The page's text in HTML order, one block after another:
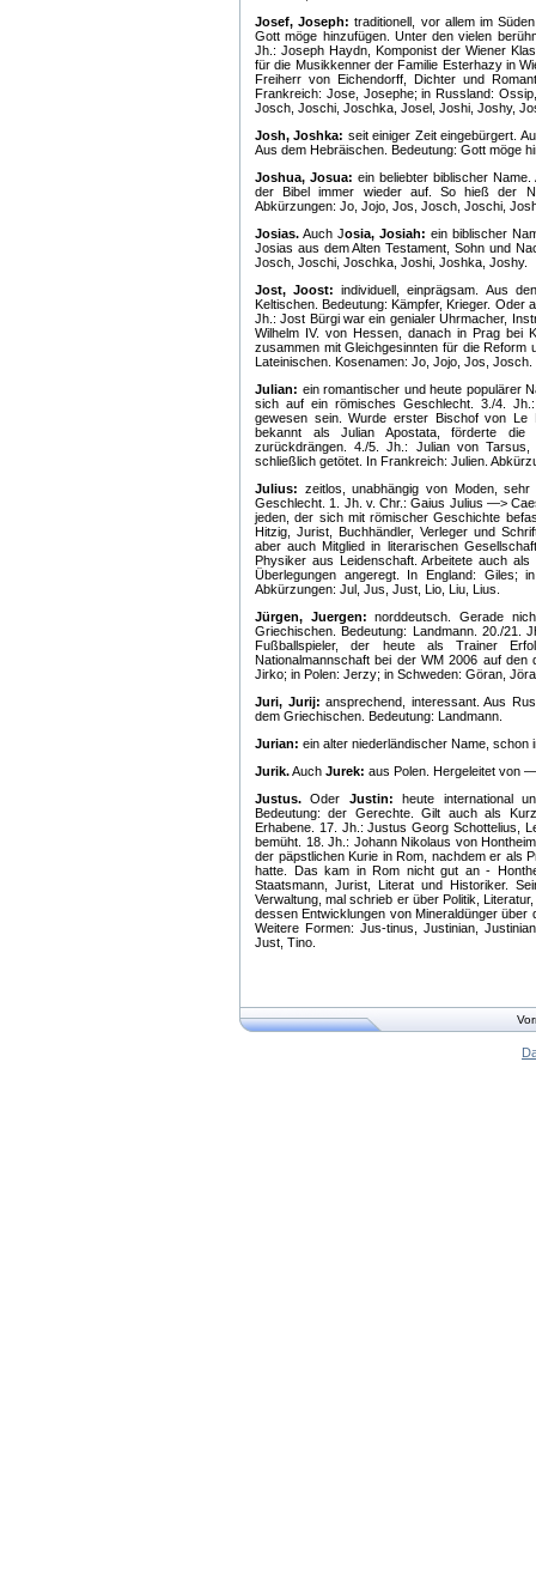
Josef, Joseph: traditionell, vor allem im
Gott möge hinzufügen. Unter den vielen
Jh.: Joseph Haydn, Komponist der Wiener
für die Musikkenner der Familie Esterhazy in
Freiherr von Eichendorff, Dichter und
Frankreich: Jose, Josephe; in Russland:
Josch, Joschi, Joschka, Josel, Joshi, Joshy,
Josh, Joshka: seit einiger Zeit eingebürgert.
Aus dem Hebräischen. Bedeutung: Gott möge
Joshua, Josua: ein beliebter biblischer
der Bibel immer wieder auf. So hieß der
Abkürzungen: Jo, Jojo, Jos, Josch, Joschi,
Josias. Auch Josia, Josiah: ein biblischer
Josias aus dem Alten Testament, Sohn und
Josch, Joschi, Joschka, Joshi, Joshka, Joshy.
Jost, Joost: individuell, einprägsam. Aus
Keltischen. Bedeutung: Kämpfer, Krieger.
Jh.: Jost Bürgi war ein genialer Uhrmacher,
Wilhelm IV. von Hessen, danach in Prag bei
zusammen mit Gleichgesinnten für die
Lateinischen. Kosenamen: Jo, Jojo, Jos, Josch.
Julian: ein romantischer und heute populärer
sich auf ein römisches Geschlecht. 3./4.
gewesen sein. Wurde erster Bischof von
bekannt als Julian Apostata, förderte die
zurückdrängen. 4./5. Jh.: Julian von
schließlich getötet. In Frankreich: Julien.
Julius: zeitlos, unabhängig von Moden,
Geschlecht. 1. Jh. v. Chr.: Gaius Julius —>
jeden, der sich mit römischer Geschichte
Hitzig, Jurist, Buchhändler, Verleger und
aber auch Mitglied in literarischen
Physiker aus Leidenschaft. Arbeitete auch
Überlegungen angeregt. In England: Giles;
Abkürzungen: Jul, Jus, Just, Lio, Liu, Lius.
Jürgen, Juergen: norddeutsch. Gerade
Griechischen. Bedeutung: Landmann. 20./21.
Fußballspieler, der heute als Trainer
Nationalmannschaft bei der WM 2006 auf
Jirko; in Polen: Jerzy; in Schweden: Göran,
Juri, Jurij: ansprechend, interessant. Aus
dem Griechischen. Bedeutung: Landmann.
Jurian: ein alter niederländischer Name,
Jurik.Auch Jurek: aus Polen. Hergeleitet von
Justus. Oder Justin: heute international
Bedeutung: der Gerechte. Gilt auch als
Erhabene. 17. Jh.: Justus Georg Schottelius,
bemüht. 18. Jh.: Johann Nikolaus von
der päpstlichen Kurie in Rom, nachdem er als
hatte. Das kam in Rom nicht gut an -
Staatsmann, Jurist, Literat und Historiker.
Verwaltung, mal schrieb er über Politik,
dessen Entwicklungen von Mineraldünger
Weitere Formen: Jus-tinus, Justinian,
Just, Tino.